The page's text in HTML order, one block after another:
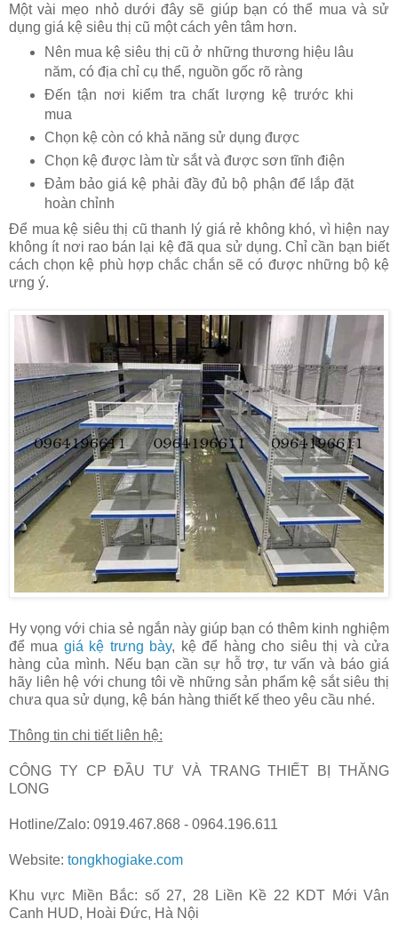
Một vài mẹo nhỏ dưới đây sẽ giúp bạn có thể mua và sử
dụng giá kệ siêu thị cũ một cách yên tâm hơn.
Nên mua kệ siêu thị cũ ở những thương hiệu lâu
năm, có địa chỉ cụ thể, nguồn gốc rõ ràng
Đến tận nơi kiểm tra chất lượng kệ trước khi
mua
Chọn kệ còn có khả năng sử dụng được
Chọn kệ được làm từ sắt và được sơn tĩnh điện
Đảm bảo giá kệ phải đầy đủ bộ phận để lắp đặt
hoàn chỉnh
Để mua kệ siêu thị cũ thanh lý giá rẻ không khó, vì hiện nay
không ít nơi rao bán lại kệ đã qua sử dụng. Chỉ cần bạn biết
cách chọn kệ phù hợp chắc chắn sẽ có được những bộ kệ
ưng ý.
Hy vọng với chia sẻ ngắn này giúp bạn có thêm kinh nghiệm
để mua giá kệ trưng bày, kệ để hàng cho siêu thị và cửa
hàng của mình. Nếu bạn cần sự hỗ trợ, tư vấn và báo giá
hãy liên hệ với chung tôi về những sản phẩm kệ sắt siêu thị
chưa qua sử dụng, kệ bán hàng thiết kế theo yêu cầu nhé.
Thông tin chi tiết liên hệ:
CÔNG TY CP ĐẦU TƯ VÀ TRANG THIẾT BỊ THĂNG
LONG
Hotline/Zalo: 0919.467.868 - 0964.196.611
Website: tongkhogiake.com
Khu vực Miền Bắc: số 27, 28 Liền Kề 22 KDT Mới Vân
Canh HUD, Hoài Đức, Hà Nội